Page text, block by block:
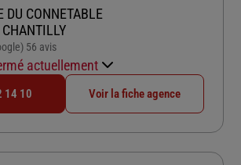
DU CONNETABLE
de 4.7 sur 556 avis
actuellement
14 10 Voir la fiche agence